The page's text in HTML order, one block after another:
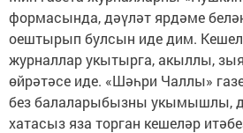
формасында, дәүләт ярдәме
оештырып булсын иде дим.
журналлар укытырга, акыллы,
өйрәтәсе иде. «Шәһри Чаллы»
без балаларыбызны укымышлы,
хатасыз яза торган кешеләр